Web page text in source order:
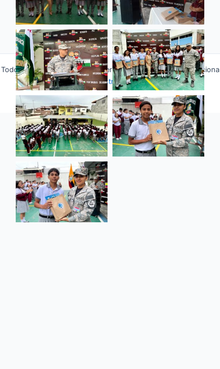
Todos los derechos © 2026 Fuerza Aérea Ecuatoriana | Funciona
gracias aTema Astra para WordPress